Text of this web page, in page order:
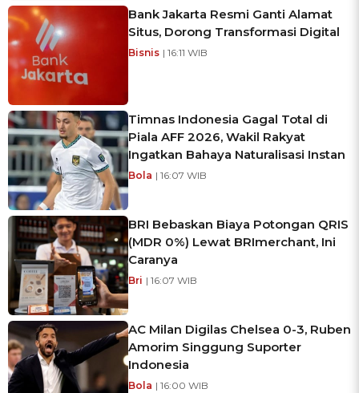
Bank Jakarta Resmi Ganti Alamat
Situs, Dorong Transformasi Digital
Bisnis | 16:11 WIB
Timnas Indonesia Gagal Total di
Piala AFF 2026, Wakil Rakyat
Ingatkan Bahaya Naturalisasi Instan
Bola | 16:07 WIB
BRI Bebaskan Biaya Potongan QRIS
(MDR 0%) Lewat BRImerchant, Ini
Caranya
Bri | 16:07 WIB
AC Milan Digilas Chelsea 0-3, Ruben
Amorim Singgung Suporter
Indonesia
Bola | 16:00 WIB